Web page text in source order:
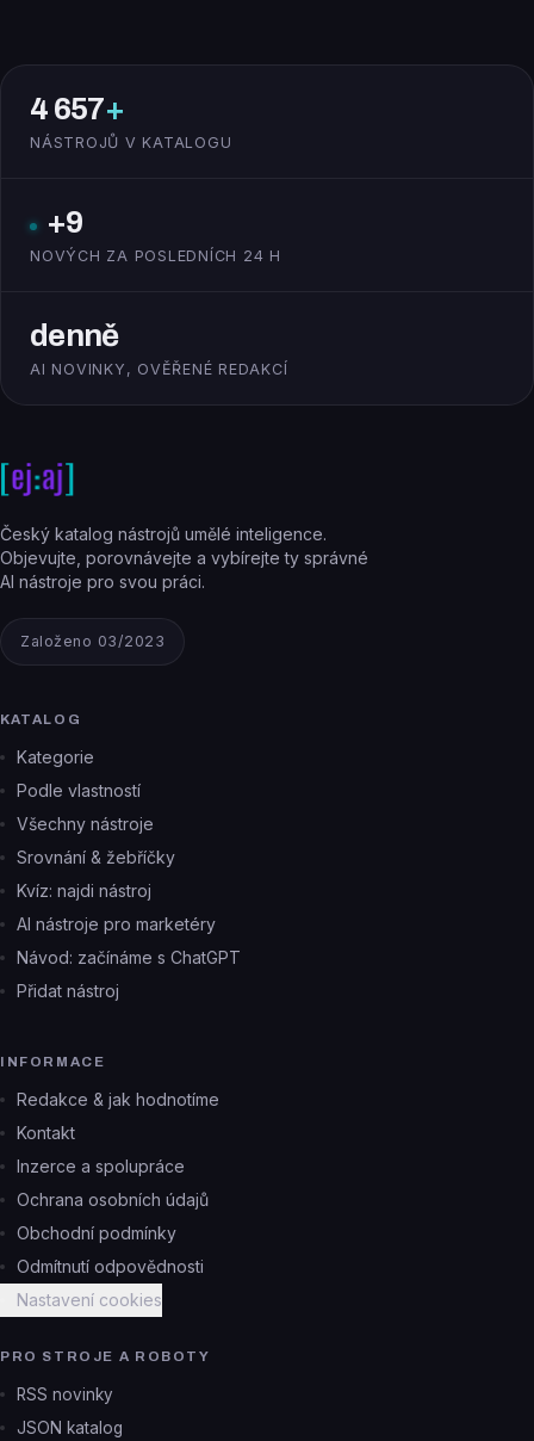
4 657+
NÁSTROJŮ V KATALOGU
+9
NOVÝCH ZA POSLEDNÍCH 24 H
denně
AI NOVINKY, OVĚŘENÉ REDAKCÍ
Český katalog nástrojů umělé inteligence.
Objevujte, porovnávejte a vybírejte ty správné
AI nástroje pro svou práci.
Založeno 03/2023
KATALOG
Kategorie
Podle vlastností
Všechny nástroje
Srovnání & žebříčky
Kvíz: najdi nástroj
AI nástroje pro marketéry
Návod: začínáme s ChatGPT
Přidat nástroj
INFORMACE
Redakce & jak hodnotíme
Kontakt
Inzerce a spolupráce
Ochrana osobních údajů
Obchodní podmínky
Odmítnutí odpovědnosti
Nastavení cookies
PRO STROJE A ROBOTY
RSS novinky
JSON katalog